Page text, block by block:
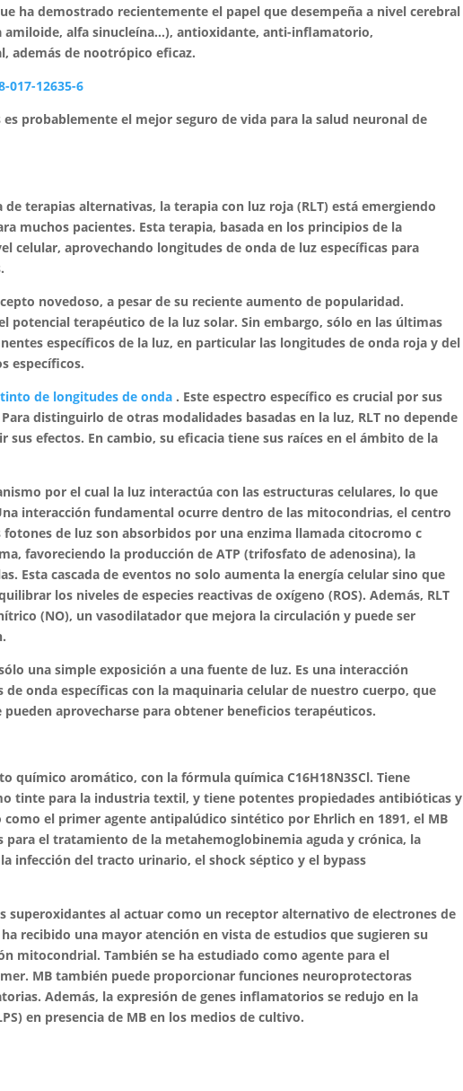
ha demostrado recientemente el papel que desempeña a nivel cerebral
alfa sinucleína…), antioxidante, anti-inflamatorio,
además de nootrópico eficaz.
12635-6
probablemente el mejor seguro de vida para la salud neuronal de
terapias alternativas, la terapia con luz roja (RLT) está emergiendo
muchos pacientes. Esta terapia, basada en los principios de la
celular, aprovechando longitudes de onda de luz específicas para
novedoso, a pesar de su reciente aumento de popularidad.
potencial terapéutico de la luz solar. Sin embargo, sólo en las últimas
específicos de la luz, en particular las longitudes de onda roja y del
específicos.
de longitudes de onda . Este espectro específico es crucial por sus
distinguirlo de otras modalidades basadas en la luz, RLT no depende
sus efectos. En cambio, su eficacia tiene sus raíces en el ámbito de la
por el cual la luz interactúa con las estructuras celulares, lo que
interacción fundamental ocurre dentro de las mitocondrias, el centro
de luz son absorbidos por una enzima llamada citocromo c
favoreciendo la producción de ATP (trifosfato de adenosina), la
Esta cascada de eventos no solo aumenta la energía celular sino que
los niveles de especies reactivas de oxígeno (ROS). Además, RLT
(NO), un vasodilatador que mejora la circulación y puede ser
una simple exposición a una fuente de luz. Es una interacción
onda específicas con la maquinaria celular de nuestro cuerpo, que
aprovecharse para obtener beneficios terapéuticos.
químico aromático, con la fórmula química C16H18N3SCl. Tiene
tinte para la industria textil, y tiene potentes propiedades antibióticas y
el primer agente antipalúdico sintético por Ehrlich en 1891, el MB
para el tratamiento de la metahemoglobinemia aguda y crónica, la
infección del tracto urinario, el shock séptico y el bypass
superoxidantes al actuar como un receptor alternativo de electrones de
recibido una mayor atención en vista de estudios que sugieren su
mitocondrial. También se ha estudiado como agente para el
MB también puede proporcionar funciones neuroprotectoras
Además, la expresión de genes inflamatorios se redujo en la
en presencia de MB en los medios de cultivo.